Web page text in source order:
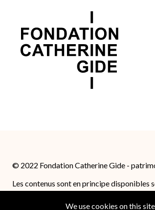
© 2022 Fondation Catherine Gide -
Les contenus sont en principe disponibles
4.0 International (CC BY-SA 4.0); des
We use cookies on this